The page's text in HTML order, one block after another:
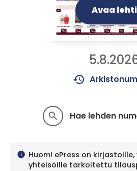
Avaa lehti
history
search Hae lehden
info Huom! ePress on
yhteisöille tarkoitettu